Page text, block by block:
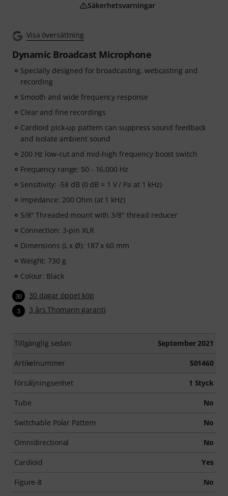
Visa översättning
Dynamic Broadcast Microphone
Specially designed for broadcasting, webcasting and
recording
Smooth and wide frequency response
Clear and fine recordings
Cardioid pick-up pattern can suppress sound feedback
and isolate ambient sound
200 Hz low-cut and mid-high frequency boost switch
Frequency range: 50 - 16,000 Hz
Sensitivity: -58 dB (0 dB = 1 V / Pa at 1 kHz)
Impedance: 200 Ohm (at 1 kHz)
5/8" Threaded mount with 3/8" thread reducer
Connection: 3-pin XLR
Dimensions (L x Ø): 187 x 60 mm
Weight: 730 g
Colour: Black
30 30 dagar öppet köp
3 3 års Thomann garanti
Tillgänglig sedan September 2021
Artikelnummer 501460
försäljningsenhet 1 Styck
Tube No
Switchable Polar Pattern No
Omnidirectional No
Cardioid Yes
Figure-8 No
Säkerhetsvarningar